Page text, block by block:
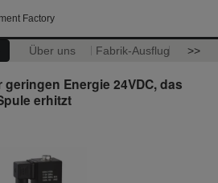
Factory
Über uns Fabrik-Ausflug >>
Energie 24VDC, das
erhitzt